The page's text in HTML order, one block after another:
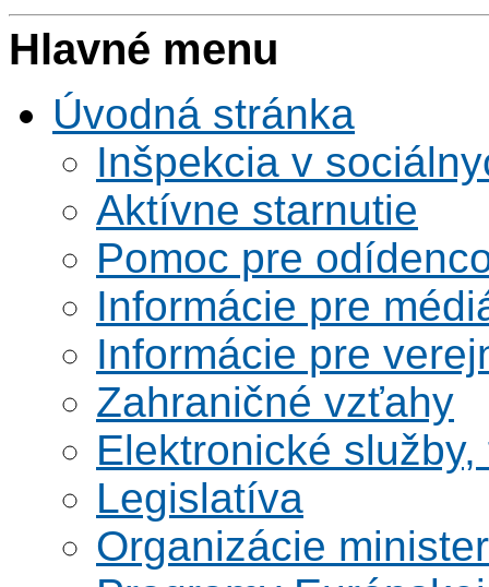
Hlavné menu
Úvodná stránka
Inšpekcia v
Aktívne starnutie
Pomoc pre
Informácie pre
Informácie pre
Zahraničné vzťahy
Elektronické
Legislatíva
Organizácie